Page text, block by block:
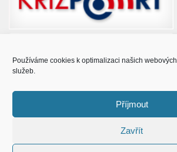
Používáme cookies k optimalizaci našich
služeb.
Příjmout
Zavřít